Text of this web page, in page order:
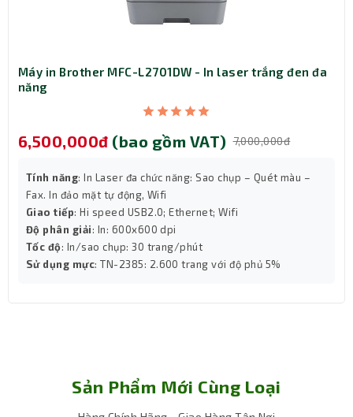
Tích hợp màn hình LCD – Dễ dàng giám sát
trạng thái hoạt động
hình LCD hiển thị thông tin trạng thái. Người dùng có thể
theo dõi tức thời các thông số như điện áp đầu vào/ra,
tải hiện tại, tình trạng pin, lỗi hệ thống... từ đó dễ dàng
sự cố.
dụng
UPS được trang bị 4 cổng AS chuẩn quốc tế và cổng IEC
C14 tiện dụng, hỗ trợ đa dạng thiết bị đầu cuối. Ngoài ra,
sản phẩm còn có 1 cổng HID USB giúp kết nối với máy tính
để đồng bộ trạng thái UPS và thiết lập tự động tắt máy
Máy in Brother MFC-L2701DW - In laser trắng đen đa
năng
6,500,000đ (bao gồm VAT) 7,000,000đ
Tính năng: In Laser đa chức năng: Sao chụp – Quét màu –
Fax. In đảo mặt tự động, Wifi
Giao tiếp: Hi speed USB2.0; Ethernet; Wifi
Độ phân giải: In: 600x600 dpi
Tốc độ: In/sao chụp: 30 trang/phút
Sử dụng mực: TN-2385: 2.600 trang với độ phủ 5%
Sản Phẩm Mới Cùng Loại